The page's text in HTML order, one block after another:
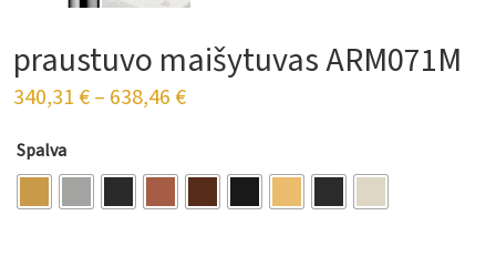
praustuvo maišytuvas ARM071M
340,31€– 638,46€
Spalva